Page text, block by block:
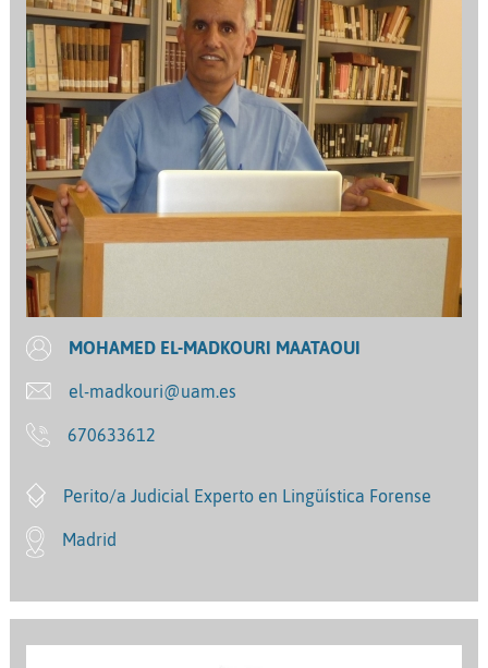
MOHAMED EL-MADKOURI MAATAOUI
el-madkouri@uam.es
670633612
Perito/a Judicial Experto en Lingüística Forense
Madrid